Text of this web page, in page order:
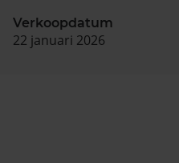
Verkoopdatum
22 januari 2026